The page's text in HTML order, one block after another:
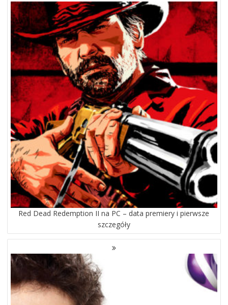
WPISACH
Red Dead Redemption II na PC – data premiery i pierwsze
szczegóły